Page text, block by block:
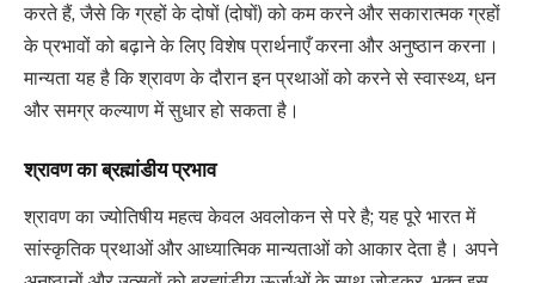
करते हैं, जैसे कि ग्रहों के दोषों (दोषों) को कम करने और सकारात्मक ग्रहों
के प्रभावों को बढ़ाने के लिए विशेष प्रार्थनाएँ करना और अनुष्ठान करना।
मान्यता यह है कि श्रावण के दौरान इन प्रथाओं को करने से स्वास्थ्य, धन
और समग्र कल्याण में सुधार हो सकता है।
श्रावण का ब्रह्मांडीय प्रभाव
श्रावण का ज्योतिषीय महत्व केवल अवलोकन से परे है; यह पूरे भारत में
सांस्कृतिक प्रथाओं और आध्यात्मिक मान्यताओं को आकार देता है। अपने